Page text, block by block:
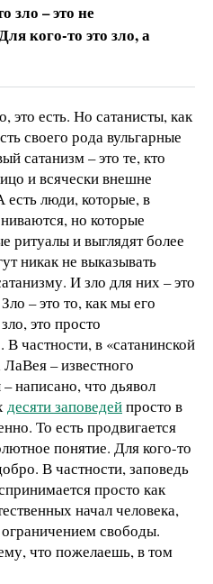
зло – это не
кого-то это зло, а
это есть. Но сатанисты, как
своего рода вульгарные
сатанизм – это те, кто
и всячески внешне
есть люди, которые, в
но которые
ритуалы и выглядят более
никак не выказывать
И зло для них – это
– это то, как мы его
это просто
частности, в «сатанинской
– известного
написано, что дьявол
десяти заповедейпросто в
То есть продвигается
понятие. Для кого-то
В частности, заповедь
просто как
начал человека,
свободы.
что пожелаешь, в том